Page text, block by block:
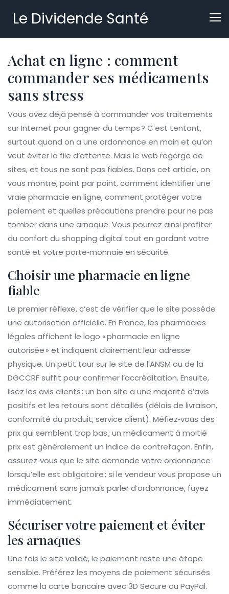
Le Dividende Santé
Achat en ligne : comment
commander ses médicaments
sans stress
Vous avez déjà pensé à commander vos traitements
sur Internet pour gagner du temps ? C’est tentant,
surtout quand on a une ordonnance en main et qu’on
veut éviter la file d’attente. Mais le web regorge de
sites, et tous ne sont pas fiables. Dans cet article, on
vous montre, point par point, comment identifier une
vraie pharmacie en ligne, comment protéger votre
paiement et quelles précautions prendre pour ne pas
tomber dans une arnaque. Vous pourrez ainsi profiter
du confort du shopping digital tout en gardant votre
santé et votre porte‑monnaie en sécurité.
Choisir une pharmacie en ligne
fiable
Le premier réflexe, c’est de vérifier que le site possède
une autorisation officielle. En France, les pharmacies
légales affichent le logo « pharmacie en ligne
autorisée » et indiquent clairement leur adresse
physique. Un petit tour sur le site de l’ANSM ou de la
DGCCRF suffit pour confirmer l’accréditation. Ensuite,
lisez les avis clients : un bon site a une majorité d’avis
positifs et les retours sont détaillés (délais de livraison,
conformité du produit, service client). Méfiez‑vous des
prix qui semblent trop bas ; un médicament à moitié
prix est généralement un indice de contrefaçon. Enfin,
assurez‑vous que le site demande votre ordonnance
lorsqu’elle est obligatoire ; si le vendeur vous propose un
médicament sans jamais parler d’ordonnance, fuyez
immédiatement.
Sécuriser votre paiement et éviter
les arnaques
Une fois le site validé, le paiement reste une étape
sensible. Préférez les moyens de paiement sécurisés
comme la carte bancaire avec 3D Secure ou PayPal.